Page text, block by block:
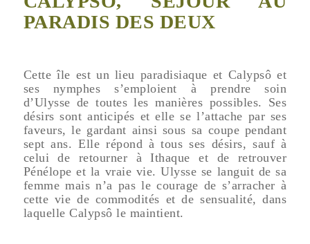
PARADIS DES DEUX
Cette île est un lieu paradisiaque et Calypsô et
ses nymphes s’emploient à prendre soin
d’Ulysse de toutes les manières possibles. Ses
désirs sont anticipés et elle se l’attache par ses
faveurs, le gardant ainsi sous sa coupe pendant
sept ans. Elle répond à tous ses désirs, sauf à
celui de retourner à Ithaque et de retrouver
Pénélope et la vraie vie. Ulysse se languit de sa
femme mais n’a pas le courage de s’arracher à
cette vie de commodités et de sensualité, dans
laquelle Calypsô le maintient.